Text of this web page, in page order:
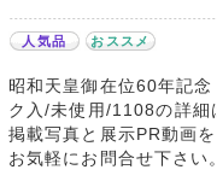
人気品 おススメ
昭和天皇御在位60年記
ク入/未使用/1108の詳細
掲載写真と展示PR動画
お気軽にお問合せ下さい。